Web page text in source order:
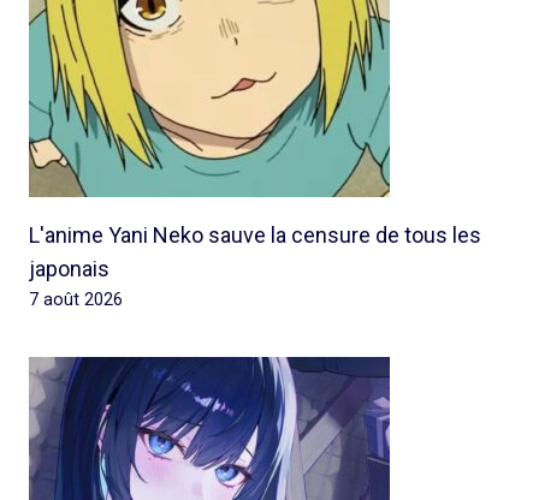
L'anime Yani Neko sauve la censure de tous les
japonais
7 août 2026